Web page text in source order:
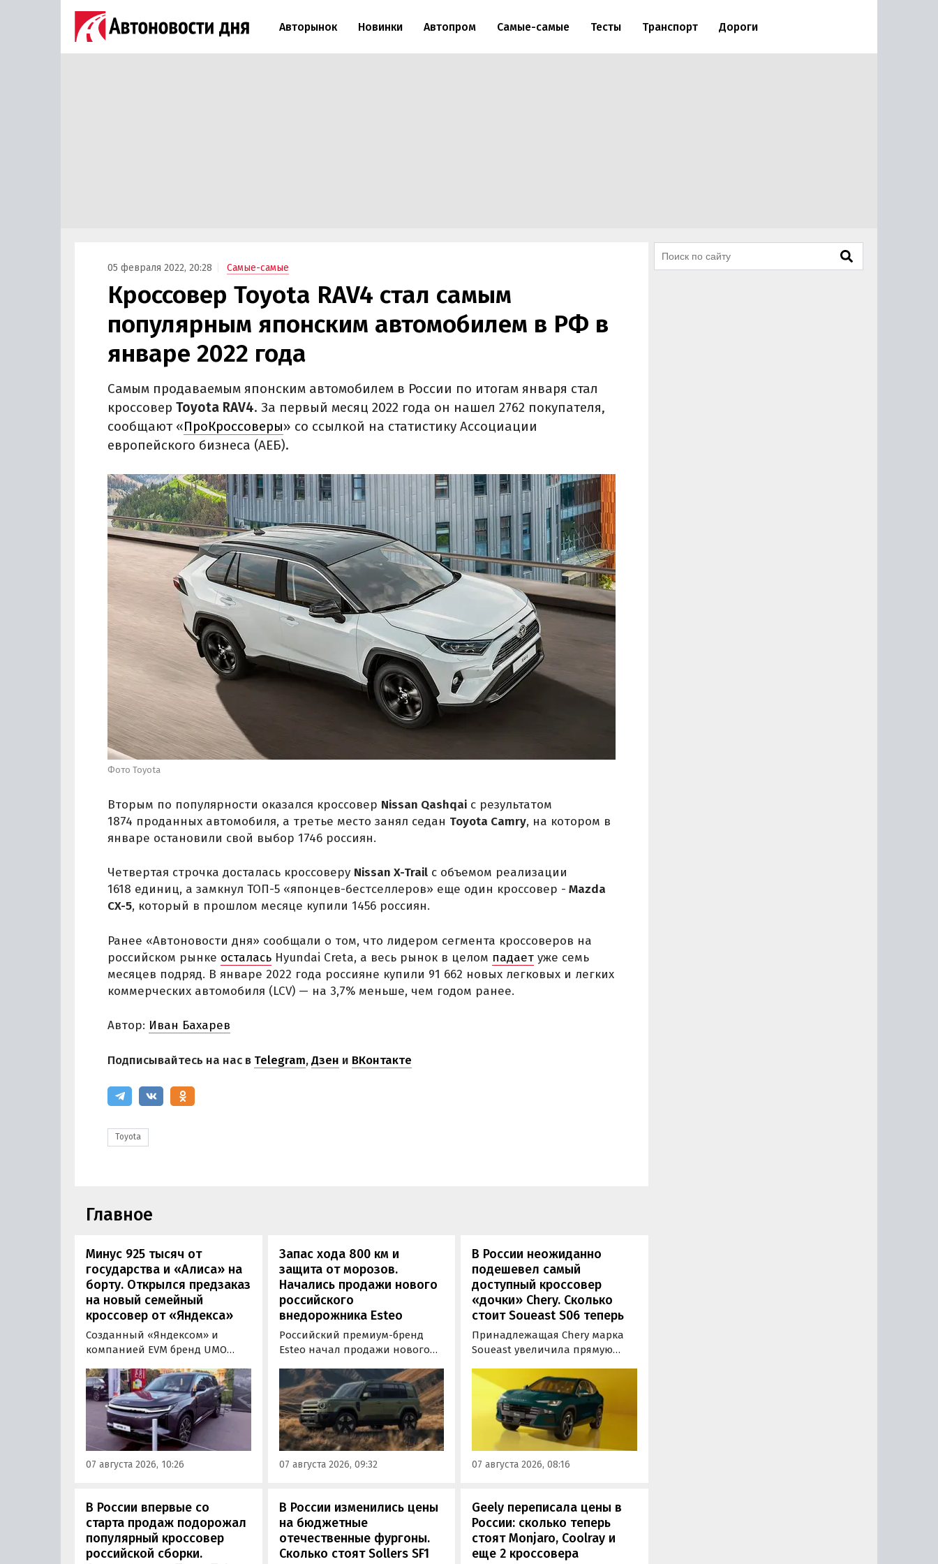
Авторынок Новинки Автопром Самые-самые Тесты Транспорт Дороги
05 февраля 2022, 20:28 Самые-самые
Кроссовер Toyota RAV4 стал самым
популярным японским автомобилем в РФ в
январе 2022 года
Самым продаваемым японским автомобилем в России по итогам января стал
кроссовер Toyota RAV4. За первый месяц 2022 года он нашел 2762 покупателя,
сообщают «ПроКроссоверы» со ссылкой на статистику Ассоциации
европейского бизнеса (АЕБ).
Фото Toyota
Вторым по популярности оказался кроссовер Nissan Qashqai с результатом
1874 проданных автомобиля, а третье место занял седан Toyota Camry, на котором в
январе остановили свой выбор 1746 россиян.
Четвертая строчка досталась кроссоверу Nissan X-Trail с объемом реализации
1618 единиц, а замкнул ТОП-5 «японцев-бестселлеров» еще один кроссовер - Mazda
CX-5, который в прошлом месяце купили 1456 россиян.
Ранее «Автоновости дня» сообщали о том, что лидером сегмента кроссоверов на
российском рынке осталась Hyundai Creta, а весь рынок в целом падает уже семь
месяцев подряд. В январе 2022 года россияне купили 91 662 новых легковых и легких
коммерческих автомобиля (LCV) — на 3,7% меньше, чем годом ранее.
Автор: Иван Бахарев
Подписывайтесь на нас в Telegram,Дзен и ВКонтакте
Toyota
Главное
Минус 925 тысяч от
государства и «Алиса» на
борту. Открылся предзаказ
на новый семейный
кроссовер от «Яндекса»
Созданный «Яндексом» и
компанией EVM бренд UMO
на свою вторую модель
- полноразмерный гибридный
кроссовер UMO 8 с полным
приводом. Его уже можно
заказать в двух версиях: Max за
5 915 000 рублей и Ultra за 6 415
000 рублей без учета
07 августа 2026, 10:26
Запас хода 800 км и
защита от морозов.
Начались продажи нового
российского
внедорожника Esteo
Российский премиум-бренд
Esteo начал продажи нового
Модель, оснащенная силовой
установкой последовательного
типа, уже доступна для
покупки в официальных
дилерских центрах Esteo и
через цифровые сервисы
бренда, сообщили
07 августа 2026, 09:32
В России неожиданно
подешевел самый
доступный кроссовер
«дочки» Chery. Сколько
стоит Soueast S06 теперь
Принадлежащая Chery марка
Soueast увеличила прямую
доступный кроссовер S06 в
России на 100 тыс. рублей.
Теперь при его покупке можно
сэкономить рекордные 250 тыс.
рублей, узнали «Автоновости
дня» в ходе мониторинга
прайс-листов марки.
07 августа 2026, 08:16
В России впервые со
старта продаж подорожал
популярный кроссовер
российской сборки.
В России изменились цены
на бюджетные
отечественные фургоны.
Сколько стоят Sollers SF1
Geely переписала цены в
России: сколько теперь
стоят Monjaro, Coolray и
еще 2 кроссовера